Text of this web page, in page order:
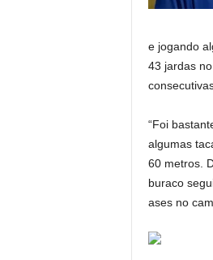
e jogando
43 jardas
“Foi
algumas
60 metros.
buraco
ases no